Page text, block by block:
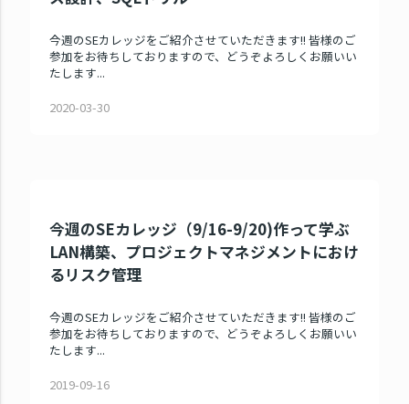
今週のSEカレッジをご紹介させていただきます!! 皆様のご
参加をお待ちしておりますので、どうぞよろしくお願いい
たします...
2020-03-30
今週のSEカレッジ（9/16-9/20)作って学ぶ
LAN構築、プロジェクトマネジメントにおけ
るリスク管理
今週のSEカレッジをご紹介させていただきます!! 皆様のご
参加をお待ちしておりますので、どうぞよろしくお願いい
たします...
2019-09-16